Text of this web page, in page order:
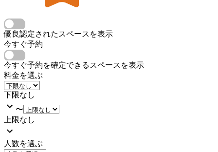
優良認定されたスペースを表示
今すぐ予約
今すぐ予約を確定できるスペースを表示
料金を選ぶ
下限なし
〜
上限なし
人数を選ぶ